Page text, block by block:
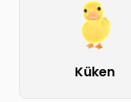
Küken